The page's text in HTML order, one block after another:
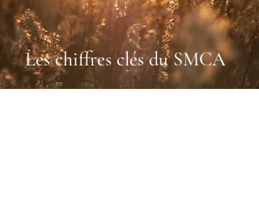
Les chiffres clés du SMCA